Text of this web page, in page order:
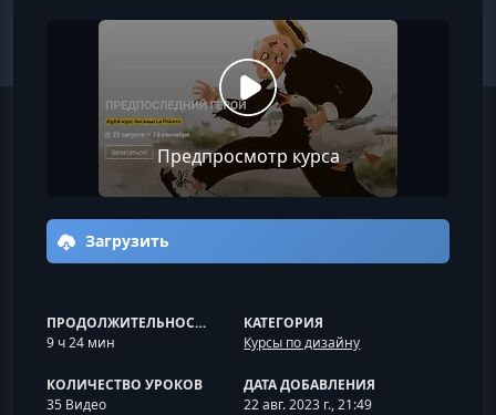
Предпросмотр курса
Загрузить
ПРОДОЛЖИТЕЛЬНОСТЬ
9 ч 24 мин
КАТЕГОРИЯ
Курсы по дизайну
КОЛИЧЕСТВО УРОКОВ
35 Видео
ДАТА ДОБАВЛЕНИЯ
22 авг. 2023 г., 21:49